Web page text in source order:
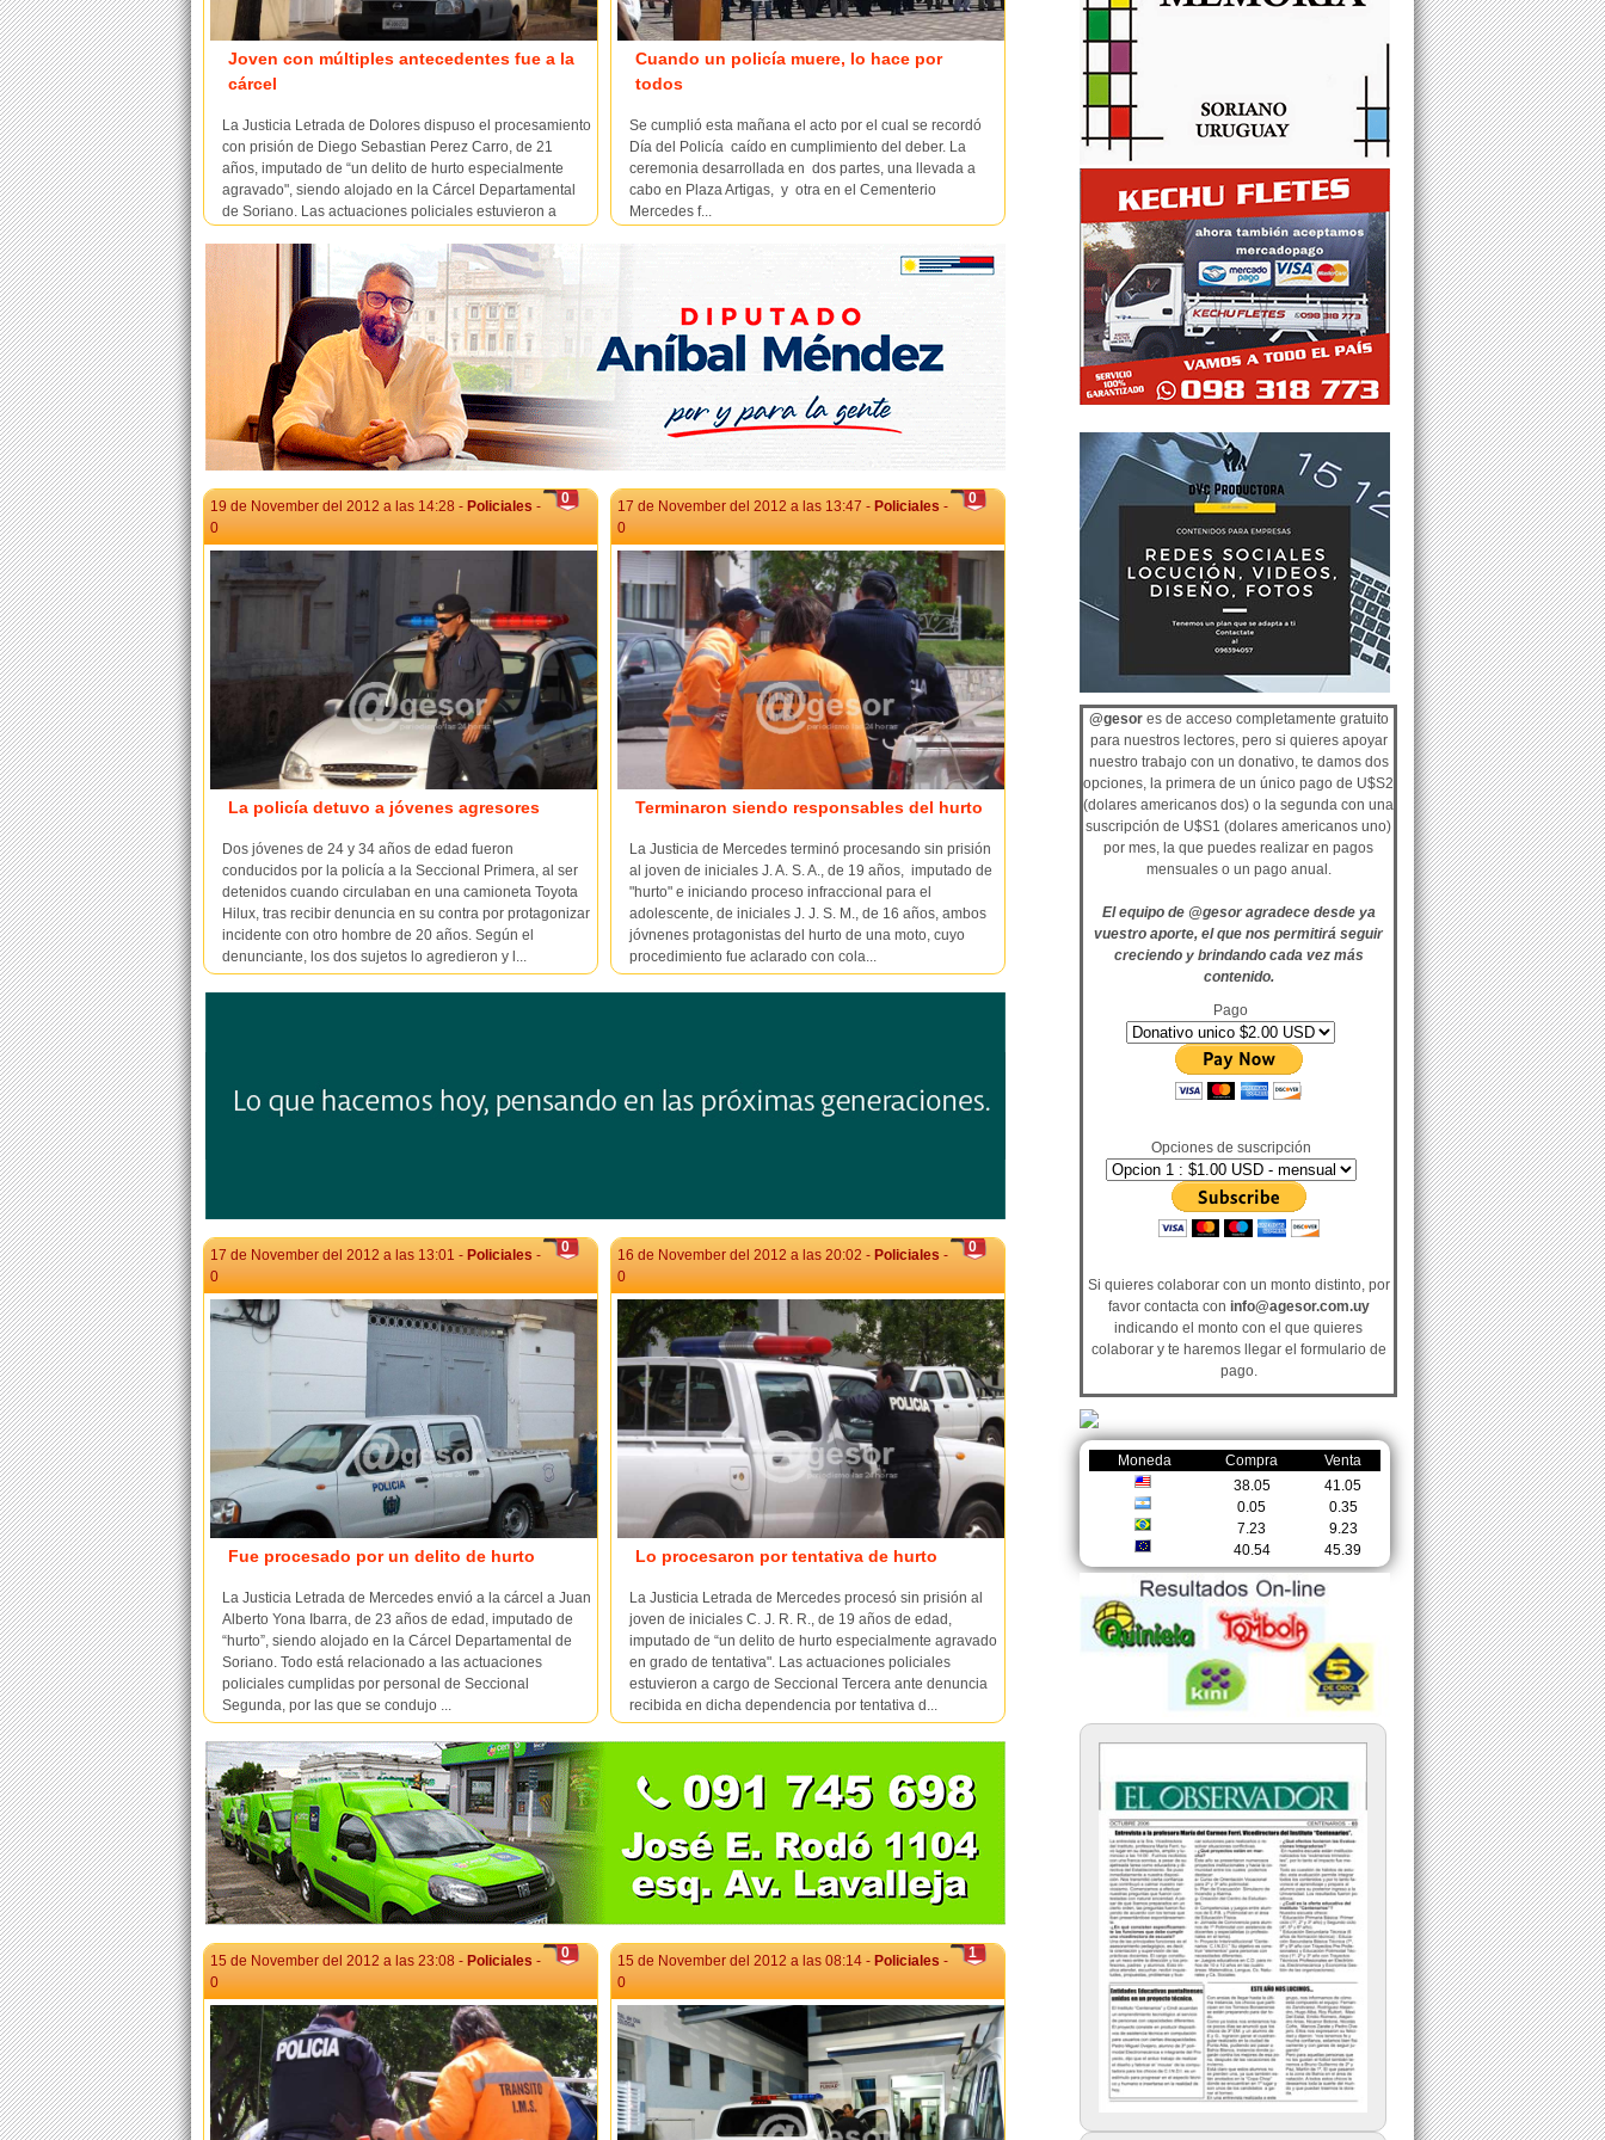
@gesores de acceso completamente gratuito
para nuestros lectores, pero si quieres apoyar
nuestro trabajo con un donativo, te damos dos
opciones, la primera de un único pago de U$S2
(dolares americanos dos) o la segunda con una
suscripción de U$S1 (dolares americanos uno)
por mes, la que puedes realizar en pagos
mensuales o un pago anual.
El equipo de @gesor agradece desde ya
vuestro aporte, el que nos permitirá seguir
creciendo y brindando cada vez más
contenido.
Pago
Opciones de suscripción
Si quieres colaborar con un monto distinto, por
favor contacta con info@agesor.com.uy
indicando el monto con el que quieres
colaborar y te haremos llegar el formulario de
pago.
Moneda Compra
Venta
38.05
41.05
0.05
0.35
7.23
9.23
40.54
45.39
Joven con múltiples antecedentes fue a la
cárcel
La Justicia Letrada de Dolores dispuso el procesamiento
con prisión de Diego Sebastian Perez Carro, de 21
años, imputado de “un delito de hurto especialmente
agravado", siendo alojado en la Cárcel Departamental
de Soriano. Las actuaciones policiales estuvieron a
Cuando un policía muere, lo hace por
todos
Se cumplió esta mañana el acto por el cual se recordó
Día del Policía caído en cumplimiento del deber. La
ceremonia desarrollada en dos partes, una llevada a
cabo en Plaza Artigas, y otra en el Cementerio
Mercedes f...
0
19 de November del 2012 a las 14:28 - Policiales -
0
La policía detuvo a jóvenes agresores
Dos jóvenes de 24 y 34 años de edad fueron
conducidos por la policía a la Seccional Primera, al ser
detenidos cuando circulaban en una camioneta Toyota
Hilux, tras recibir denuncia en su contra por protagonizar
incidente con otro hombre de 20 años. Según el
denunciante, los dos sujetos lo agredieron y l...
0
17 de November del 2012 a las 13:47 - Policiales -
0
Terminaron siendo responsables del hurto
La Justicia de Mercedes terminó procesando sin prisión
al joven de iniciales J. A. S. A., de 19 años, imputado de
"hurto" e iniciando proceso infraccional para el
adolescente, de iniciales J. J. S. M., de 16 años, ambos
jóvnenes protagonistas del hurto de una moto, cuyo
procedimiento fue aclarado con cola...
0
17 de November del 2012 a las 13:01 - Policiales -
0
Fue procesado por un delito de hurto
La Justicia Letrada de Mercedes envió a la cárcel a Juan
Alberto Yona Ibarra, de 23 años de edad, imputado de
“hurto”, siendo alojado en la Cárcel Departamental de
Soriano. Todo está relacionado a las actuaciones
policiales cumplidas por personal de Seccional
Segunda, por las que se condujo ...
0
16 de November del 2012 a las 20:02 - Policiales -
0
Lo procesaron por tentativa de hurto
La Justicia Letrada de Mercedes procesó sin prisión al
joven de iniciales C. J. R. R., de 19 años de edad,
imputado de “un delito de hurto especialmente agravado
en grado de tentativa". Las actuaciones policiales
estuvieron a cargo de Seccional Tercera ante denuncia
recibida en dicha dependencia por tentativa d...
0
15 de November del 2012 a las 23:08 - Policiales -
0
1
15 de November del 2012 a las 08:14 - Policiales -
0